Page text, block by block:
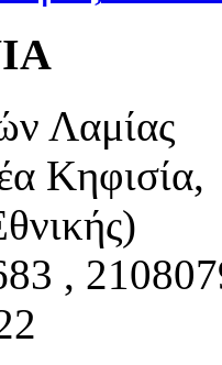
Λαμίας
Κηφισία,
,